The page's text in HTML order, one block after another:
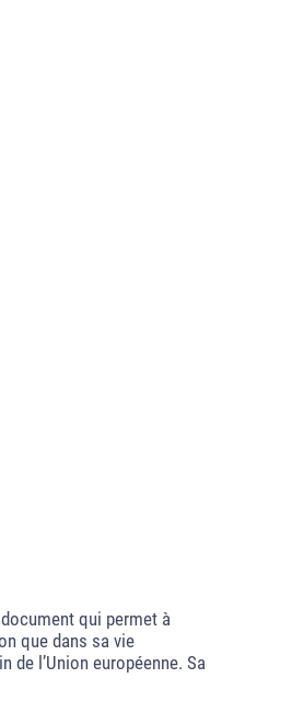
qui permet à
que dans sa vie
de l’Union européenne. Sa